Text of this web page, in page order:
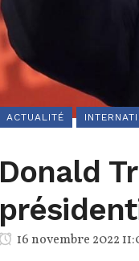
ACTUALITÉ
Donald
16 novembre 2022